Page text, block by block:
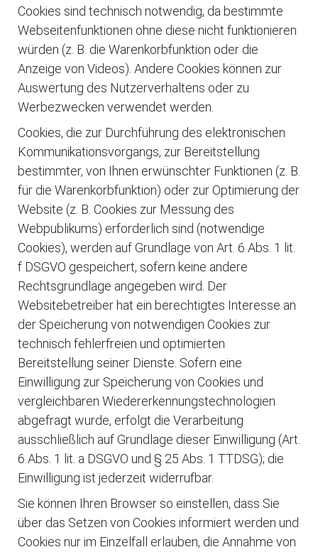
Cookies sind technisch notwendig, da bestimmte
Webseitenfunktionen ohne diese nicht funktionieren
würden (z. B. die Warenkorbfunktion oder die
Anzeige von Videos). Andere Cookies können zur
Auswertung des Nutzerverhaltens oder zu
Werbezwecken verwendet werden.
Cookies, die zur Durchführung des elektronischen
Kommunikationsvorgangs, zur Bereitstellung
bestimmter, von Ihnen erwünschter Funktionen (z. B.
für die Warenkorbfunktion) oder zur Optimierung der
Website (z. B. Cookies zur Messung des
Webpublikums) erforderlich sind (notwendige
Cookies), werden auf Grundlage von Art. 6 Abs. 1 lit.
f DSGVO gespeichert, sofern keine andere
Rechtsgrundlage angegeben wird. Der
Websitebetreiber hat ein berechtigtes Interesse an
der Speicherung von notwendigen Cookies zur
technisch fehlerfreien und optimierten
Bereitstellung seiner Dienste. Sofern eine
Einwilligung zur Speicherung von Cookies und
vergleichbaren Wiedererkennungstechnologien
abgefragt wurde, erfolgt die Verarbeitung
ausschließlich auf Grundlage dieser Einwilligung (Art.
6 Abs. 1 lit. a DSGVO und § 25 Abs. 1 TTDSG); die
Einwilligung ist jederzeit widerrufbar.
Sie können Ihren Browser so einstellen, dass Sie
über das Setzen von Cookies informiert werden und
Cookies nur im Einzelfall erlauben, die Annahme von